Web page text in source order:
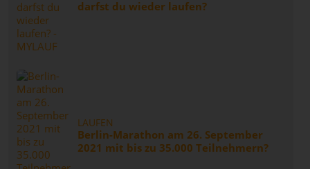
darfst du wieder laufen?
LAUFEN
Berlin-Marathon am 26. September
2021 mit bis zu 35.000 Teilnehmern?